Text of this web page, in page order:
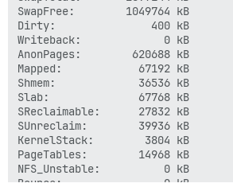
SwapFree:        1049764 kB
Dirty:               400 kB
Writeback:             0 kB
AnonPages:        620688 kB
Mapped:            67192 kB
Shmem:             36536 kB
Slab:              67768 kB
SReclaimable:      27832 kB
SUnreclaim:        39936 kB
KernelStack:        3804 kB
PageTables:        14968 kB
NFS_Unstable:          0 kB
Bounce:                0 kB